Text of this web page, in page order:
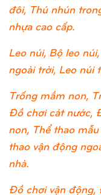
đôi, Thú nhún
nhựa cao cấp.
Leo núi, Bộ leo
ngoài trời, Leo núi
Trống mầm non,
Đồ chơi cát nước,
non, Thể thao
thao vận động
nhà.
Đồ chơi vận động,